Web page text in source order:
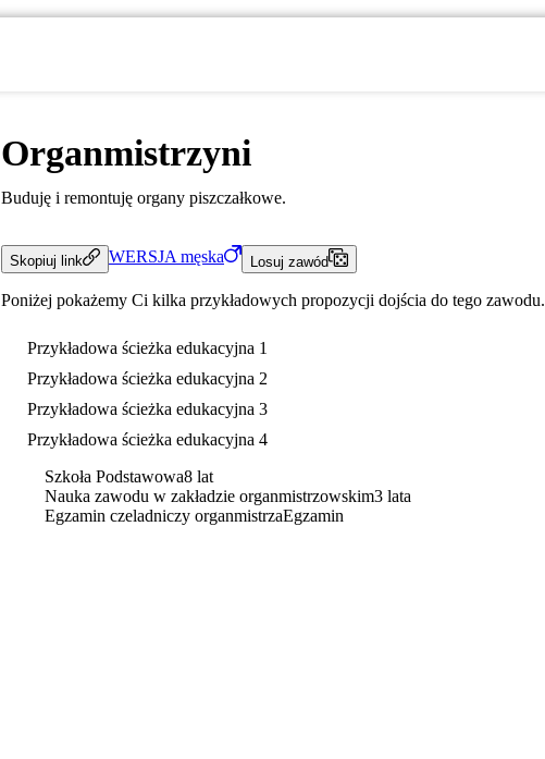
Organmistrzyni
Buduję i remontuję organy piszczałkowe.
Skopiuj link WERSJA męska Losuj zawód
Poniżej pokażemy Ci kilka przykładowych propozycji dojścia do tego zawodu.
Przykładowa ścieżka edukacyjna 1
Przykładowa ścieżka edukacyjna 2
Przykładowa ścieżka edukacyjna 3
Przykładowa ścieżka edukacyjna 4
Szkoła Podstawowa8 lat
Nauka zawodu w zakładzie organmistrzowskim3 lata
Egzamin czeladniczy organmistrzaEgzamin